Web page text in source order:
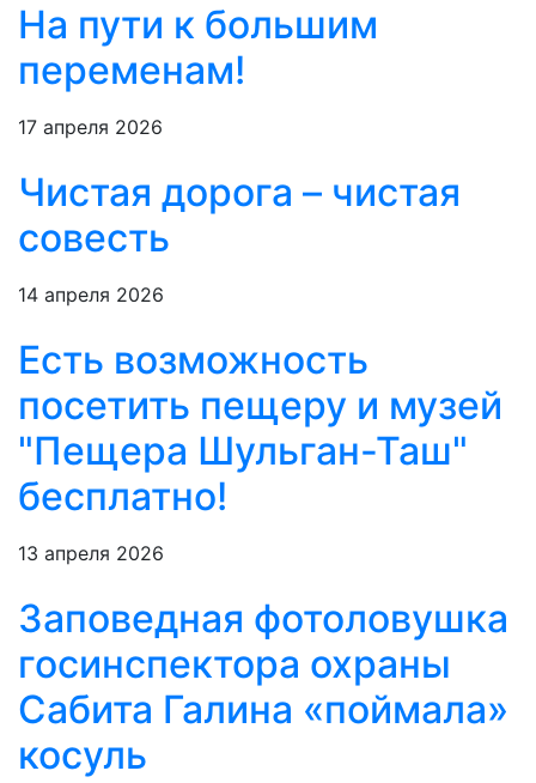
На пути к большим
переменам!
17 апреля 2026
Чистая дорога – чистая
совесть
14 апреля 2026
Есть возможность
посетить пещеру и музей
"Пещера Шульган-Таш"
бесплатно!
13 апреля 2026
Заповедная фотоловушка
госинспектора охраны
Сабита Галина «поймала»
косуль